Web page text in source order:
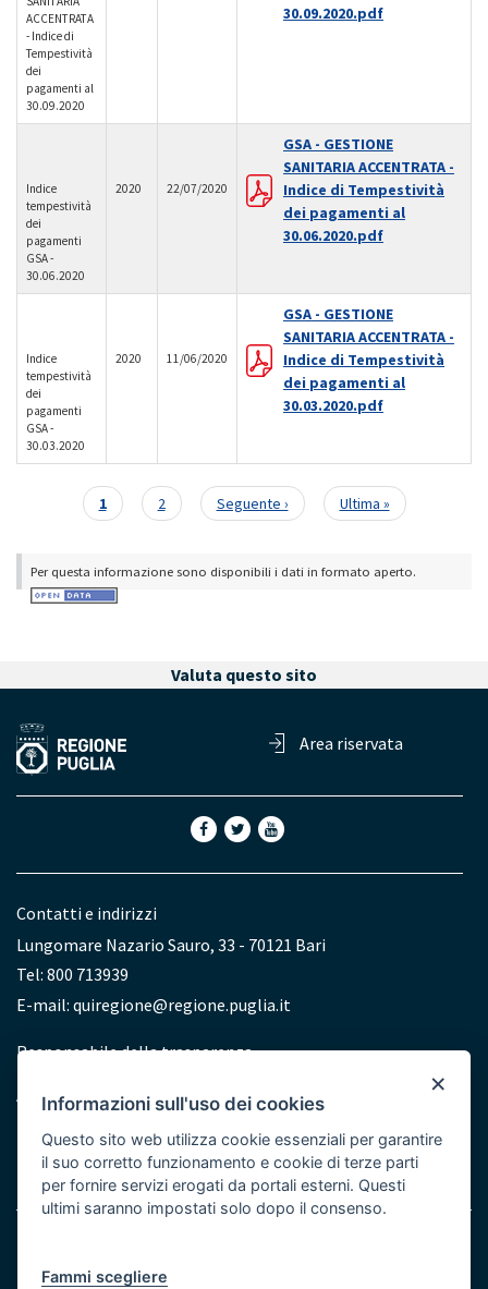
ACCENTRATA
- Indice di
Tempestività
dei
pagamenti al
30.09.2020
30.09.2020.pdf
Indice
tempestività
dei
pagamenti
GSA -
30.06.2020
2020 22/07/2020
GSA - GESTIONE
SANITARIA ACCENTRATA -
Indice di Tempestività
dei pagamenti al
30.06.2020.pdf
Indice
tempestività
dei
pagamenti
GSA -
30.03.2020
2020 11/06/2020
GSA - GESTIONE
SANITARIA ACCENTRATA -
Indice di Tempestività
dei pagamenti al
30.03.2020.pdf
Paginazione
Pagina
attuale
1 Page
2
Pagina
successiva
Seguente ›
Ultima
pagina
Ultima »
Per questa informazione sono disponibili i dati in formato aperto.
Valuta questo sito
Area riservata
Contatti e indirizzi
Lungomare Nazario Sauro, 33 - 70121 Bari
Tel: 800 713939
E-mail: quiregione@regione.puglia.it
Redazione
Responsabile della trasparenza
Accessibilità
Menu
×
Informazioni sull'uso dei cookies
Questo sito web utilizza cookie essenziali per garantire
il suo corretto funzionamento e cookie di terze parti
per fornire servizi erogati da portali esterni. Questi
ultimi saranno impostati solo dopo il consenso.
Fammi scegliere